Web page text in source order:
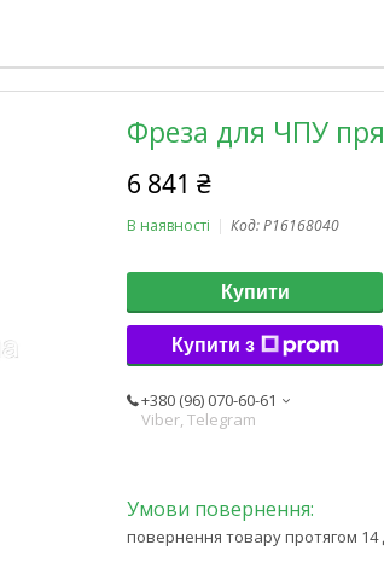
Фреза для ЧПУ
6 841 ₴
В наявності Код:P16168040
Купити
Купити з
+380 (96) 070-60-61
Viber, Telegram
повернення товару протягом 14